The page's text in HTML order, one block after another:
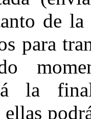
de
para
la
ellas